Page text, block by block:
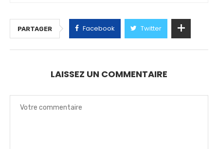
PARTAGER Facebook Twitter
LAISSEZ UN COMMENTAIRE